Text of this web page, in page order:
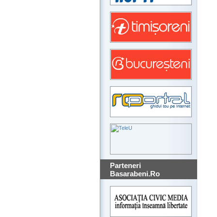
Parteneri
Basarabeni.Ro